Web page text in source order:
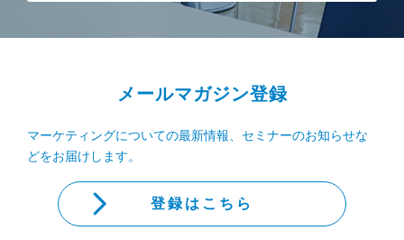
メールマガジン登録
マーケティングについての最新情報、セミナーのお知らせな
どをお届けします。
登録はこちら